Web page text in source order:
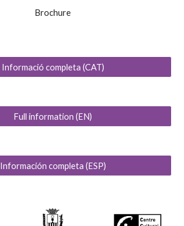
Brochure
Informació completa (CAT)
Full information (EN)
Información completa (ESP)